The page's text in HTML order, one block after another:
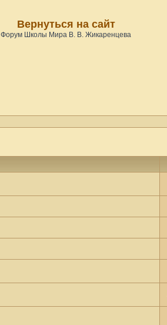
Вернуться на сайт
Форум Школы Мира В. В. Жикаренцева